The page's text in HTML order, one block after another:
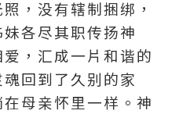
，没有辖制捆绑，
各尽其职传扬神
，汇成一片和谐的
回到了久别的家
母亲怀里一样。神